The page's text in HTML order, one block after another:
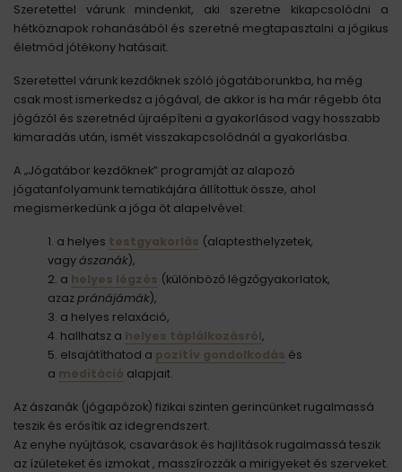
Szeretettel várunk mindenkit, aki szeretne kikapcsolódni a
hétköznapok rohanásából és szeretné megtapasztalni a jógikus
életmód jótékony hatásait.
Szeretettel várunk kezdőknek szóló jógatáborunkba, ha még
csak most ismerkedsz a jógával, de akkor is ha már régebb óta
jógázól és szeretnéd újraépíteni a gyakorlásod vagy hosszabb
kimaradás után, ismét visszakapcsolódnál a gyakorlásba.
A „Jógatábor kezdőknek” programját az alapozó
jógatanfolyamunk tematikájára állítottuk össze, ahol
megismerkedünk a jóga öt alapelvével:
a helyes testgyakorlás (alaptesthelyzetek,
vagyászanák),
a helyes légzés (különböző légzőgyakorlatok,
azazpránájámák),
a helyes relaxáció,
hallhatsz a helyes táplálkozásról,
elsajátíthatod a pozitív gondolkodás és
a meditáció alapjait.
Az ászanák (jógapózok) fizikai szinten gerincünket rugalmassá
teszik és erősítik az idegrendszert.
Az enyhe nyújtások, csavarások és hajlítások rugalmassá teszik
az ízületeket és izmokat , masszírozzák a mirigyeket és szerveket.